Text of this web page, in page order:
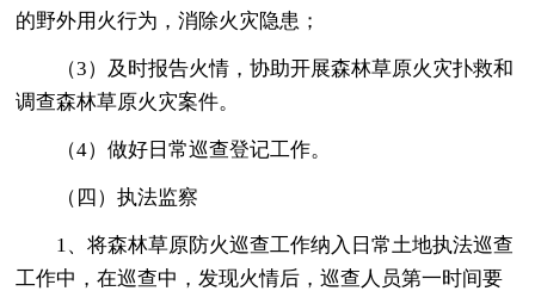
的野外用火行为，消除火灾隐患；
（3）及时报告火情，协助开展森林草原火灾扑救和
调查森林草原火灾案件。
（4）做好日常巡查登记工作。
（四）执法监察
1、将森林草原防火巡查工作纳入日常土地执法巡查
工作中，在巡查中，发现火情后，巡查人员第一时间要